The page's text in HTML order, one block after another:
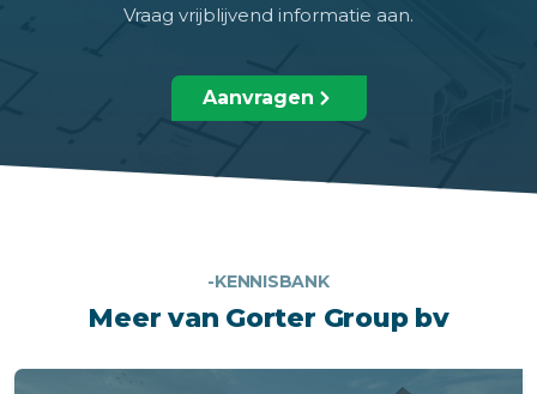
Vraag vrijblijvend informatie aan.
Aanvragen
-KENNISBANK
Meer van Gorter Group bv